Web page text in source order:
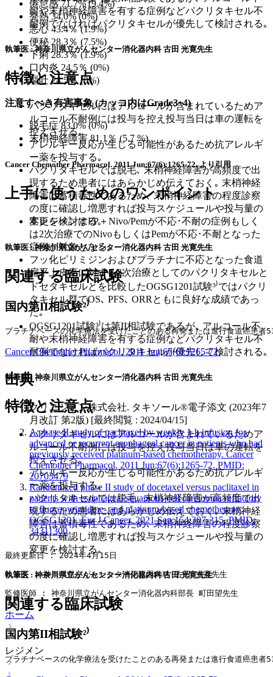
耐や末梢神経障害を有する症例などパクリタキセル不
耐例でなければパクリタキセルが優先して検討される｡
執筆医 : 神奈川県立がんセンター消化器内科 古田 光寛先生
特徴と注意点
パクリタキセルにはアルコールが含まれているためア
ルコール不耐例には投与を控え投与当日は車の運転を
控えさせる｡
アレルギー反応が生じる可能性があるため抗アレルギ
ー薬を投与する｡
パクリタキセルでは脱毛､ 末梢神経障害が高頻度で出
現するため患者にはあらかじめ伝えておく｡ 末梢神経
障害は蓄積毒性であるため､ 末梢神経障害の程度診察
の度に確認し増悪すれば投与スケジュールや投与量の
変更を検討する｡
執筆医 : 神奈川県立がんセンター消化器内科 古田 光寛先生
関連する臨床試験
国内第II相試験²⁾
プラチナベースの化学療法を受けたことのある再発または進行食道癌患
Cancer Chemother Pharmacol. 2011 Jun;67(6):1265-72.
出典
クリニジェン株式会社. タキソール®電子添文 (2023年7
月改訂 第2版) [最終閲覧 : 2024/04/15]
A phase II study of paclitaxel by weekly 1-h infusion for
advanced or recurrent esophageal cancer in patients who had
previously received platinum-based chemotherapy. Cancer
Chemother Pharmacol. 2011 Jun;67(6):1265-72. PMID:
20703479
Randomized phase II study of docetaxel versus paclitaxel in
patients with esophageal squamous cell carcinoma refractory
to fluoropyrimidine- and platinum-based chemotherapy:
OGSG1201. Eur J Cancer. 2021 Sep:154:307-315. PMID:
34311300
最終更新日 : 2024年4月15日
執筆医 : 神奈川県立がんセンター消化器内科 古田 光寛先生
監修医師 : 神奈川県立がんセンター消化器内科部長 町田望先生
ホーム
レジメン
倦怠感 71.7% (9.4%)
発熱 34.0% (0%)
悪心 43.4％ (1.9%)
便秘 28.3％ (7.5%)
下痢 28.3％ (1.9%)
口内炎 24.5％ (0%)
嘔吐 24.5％ (0%)
注意すべき有害事象 (カッコ内はGrade3~4)
脱毛症 83.0% (0%)
末梢神経障害 81.1％ (5.7 %)
Cancer Chemother Pharmacol. 2011 Jun;67(6):1265-72. より引用
上手に使うためのワンポイント
本レジメンはFP＋Nivo/Pemが不応･不耐の症例もしく
は2次治療でのNivoもしくはPemが不応･不耐となった
症例が対象となる｡
フッ化ピリミジンおよびプラチナに不応となった食道
扁平上皮癌に対する2次治療としてのパクリタキセルと
ドセタキセルとを比較したOGSG1201試験³⁾ではパクリ
タキセル群でOS､ PFS､ ORRともに良好な成績であっ
た｡
OGSG1201試験³⁾は第II相試験であるが､ アルコール不
耐や末梢神経障害を有する症例などパクリタキセル不
耐例でなければパクリタキセルが優先して検討される｡
執筆医 : 神奈川県立がんセンター消化器内科 古田 光寛先生
特徴と注意点
パクリタキセルにはアルコールが含まれているためア
ルコール不耐例には投与を控え投与当日は車の運転を
控えさせる｡
アレルギー反応が生じる可能性があるため抗アレルギ
ー薬を投与する｡
パクリタキセルでは脱毛､ 末梢神経障害が高頻度で出
現するため患者にはあらかじめ伝えておく｡ 末梢神経
障害は蓄積毒性であるため､ 末梢神経障害の程度診察
の度に確認し増悪すれば投与スケジュールや投与量の
変更を検討する｡
執筆医 : 神奈川県立がんセンター消化器内科 古田 光寛先生
関連する臨床試験
国内第II相試験²⁾
プラチナベースの化学療法を受けたことのある再発または進行食道癌患